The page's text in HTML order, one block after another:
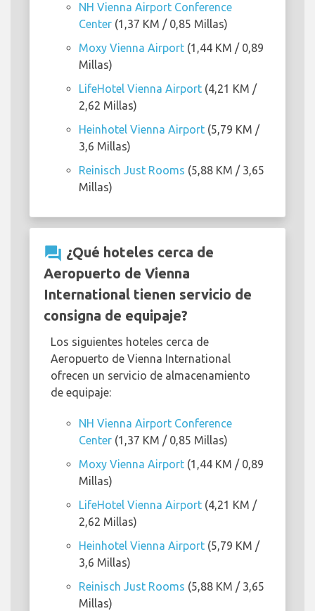
NH Vienna Airport Conference
Center (1,37 KM / 0,85 Millas)
Moxy Vienna Airport (1,44 KM / 0,89
Millas)
LifeHotel Vienna Airport (4,21 KM /
2,62 Millas)
Heinhotel Vienna Airport (5,79 KM /
3,6 Millas)
Reinisch Just Rooms (5,88 KM / 3,65
Millas)
question_answer ¿Qué hoteles cerca de
Aeropuerto de Vienna
International tienen servicio de
consigna de equipaje?
Los siguientes hoteles cerca de
Aeropuerto de Vienna International
ofrecen un servicio de almacenamiento
de equipaje:
NH Vienna Airport Conference
Center (1,37 KM / 0,85 Millas)
Moxy Vienna Airport (1,44 KM / 0,89
Millas)
LifeHotel Vienna Airport (4,21 KM /
2,62 Millas)
Heinhotel Vienna Airport (5,79 KM /
3,6 Millas)
Reinisch Just Rooms (5,88 KM / 3,65
Millas)